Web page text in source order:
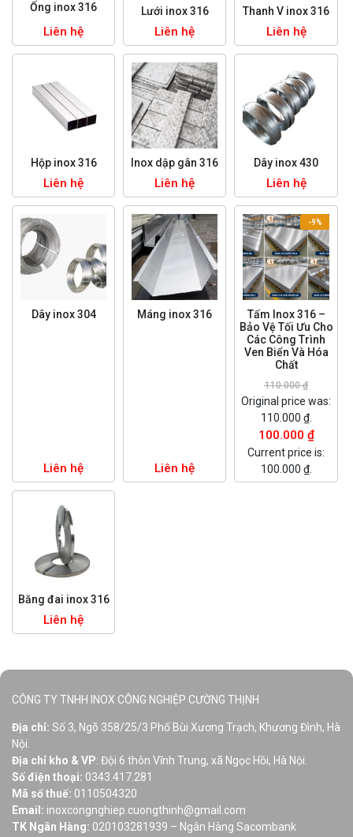
Ống inox 316
Liên hệ
Lưới inox 316
Liên hệ
Thanh V inox 316
Liên hệ
Hộp inox 316
Liên hệ
Inox dập gân 316
Liên hệ
Dây inox 430
Liên hệ
Dây inox 304
Liên hệ
Máng inox 316
Liên hệ
-9%
Tấm Inox 316 –
Bảo Vệ Tối Ưu Cho
Các Công Trình
Ven Biển Và Hóa
Chất
110.000₫
Original price was:
110.000 ₫.
100.000 ₫
Current price is:
100.000 ₫.
Băng đai inox 316
Liên hệ
CÔNG TY TNHH INOX CÔNG NGHIỆP CƯỜNG THỊNH
Địa chỉ: Số 3, Ngõ 358/25/3 Phố Bùi Xương Trạch, Khương Đình, Hà
Nội.
Địa chỉ kho & VP: Đội 6 thôn Vĩnh Trung, xã Ngọc Hồi, Hà Nội.
Số điện thoại: 0343.417.281
Mã số thuế: 0110504320
Email: inoxcongnghiep.cuongthinh@gmail.com
TK Ngân Hàng: 020103281939 – Ngân Hàng Sacombank